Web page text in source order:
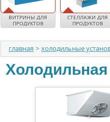
ВИТРИНЫ ДЛЯ
ПРОДУКТОВ
СТЕЛЛАЖИ ДЛЯ
ПРОДУКТОВ
главная > холодильные